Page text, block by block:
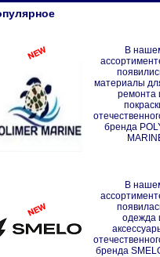
В
материалы
ремонта
бренда
В
одежда
бренда